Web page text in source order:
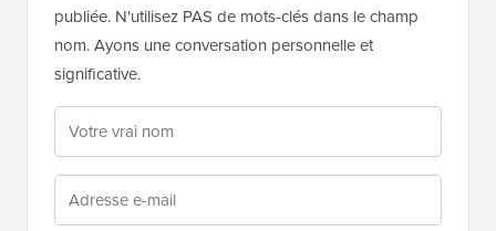
publiée. N'utilisez PAS de mots-clés dans le champ
nom. Ayons une conversation personnelle et
significative.